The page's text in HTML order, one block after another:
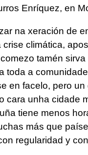
Enríquez, en
na xeración de
climática,
tamén
toda a
en facelo, pero
cara unha cidade
tiene menos
más que
regularidad y